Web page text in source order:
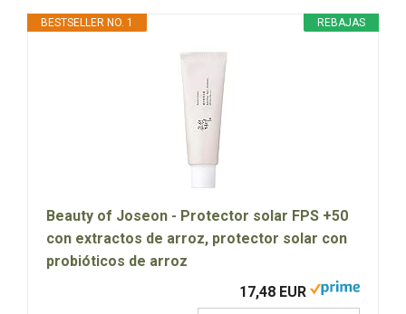
REBAJAS
BESTSELLER NO. 1
Beauty of Joseon - Protector solar FPS +50
con extractos de arroz, protector solar con
probióticos de arroz
17,48 EUR